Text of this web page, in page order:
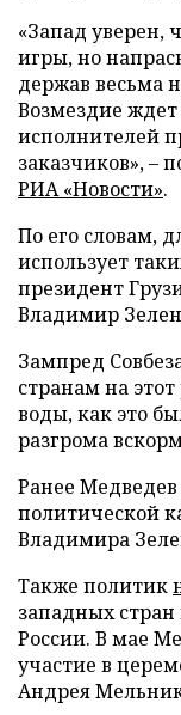
«Запад уверен,
игры, но
держав весьма
Возмездие
исполнителей
заказчиков», –
РИА «Новости».
По его словам,
использует
президент
Владимир
Зампред
странам на
воды, как это
разгрома
Ранее Медведев
политической
Владимира
Также политик
западных
России. В мае
участие в
Андрея